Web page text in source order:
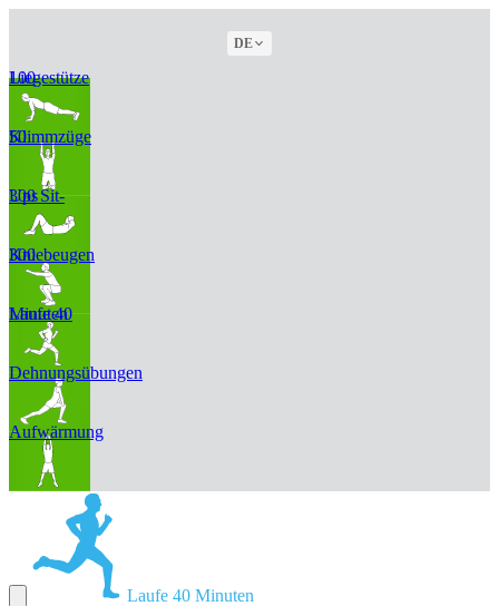
DE
100 Liegestütze
50 Klimmzüge
300 Sit-Ups
300 Kniebeugen
Laufe 40 Minuten
Dehnungsübungen
Aufwärmung
Laufe 40 Minuten